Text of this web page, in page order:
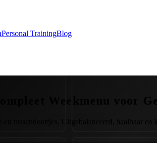
Personal TrainingBlog
Weekmenu voor
tussendoortjes. Uitgebalanceerd, haalbaar en